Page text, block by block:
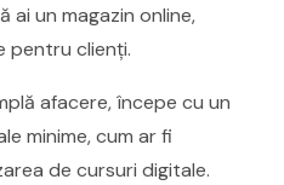
ai un magazin online,
pentru clienți.
afacere, începe cu un
minime, cum ar fi
de cursuri digitale.